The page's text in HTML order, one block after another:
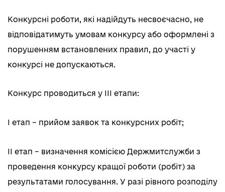
Конкурсні роботи, які надійдуть несвоєчасно, не
відповідатимуть умовам конкурсу або оформлені з
порушенням встановлених правил, до участі у
конкурсі не допускаються.
Конкурс проводиться у ІІІ етапи:
І етап – прийом заявок та конкурсних робіт;
ІІ етап – визначення комісією Держмитслужби з
проведення конкурсу кращої роботи (робіт) за
результатами голосування. У разі рівного розподілу